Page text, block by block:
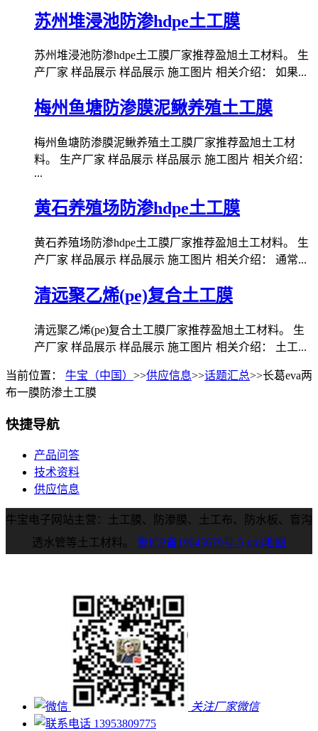
苏州堆浸池防渗hdpe土工膜
苏州堆浸池防渗hdpe土工膜厂家推荐盈旭土工材料。 生
产厂家 样品展示 样品展示 施工图片 相关介绍： 如果...
梅州鱼塘防渗膜泥鳅养殖土工膜
梅州鱼塘防渗膜泥鳅养殖土工膜厂家推荐盈旭土工材
料。 生产厂家 样品展示 样品展示 施工图片 相关介绍：
...
黄石养殖场防渗hdpe土工膜
黄石养殖场防渗hdpe土工膜厂家推荐盈旭土工材料。 生
产厂家 样品展示 样品展示 施工图片 相关介绍： 通常...
清远聚乙烯(pe)复合土工膜
清远聚乙烯(pe)复合土工膜厂家推荐盈旭土工材料。 生
产厂家 样品展示 样品展示 施工图片 相关介绍： 土工...
当前位置： 牛宝（中国） >>供应信息>>话题汇总>>长葛eva两
布一膜防渗土工膜
快捷导航
产品问答
技术资料
供应信息
牛宝电子网站主营：土工膜、防渗膜、土工布、防水板、盲沟
透水管等土工材料。 鲁ICP备19045679号-5 xml地图
关注厂家微信
13953809775